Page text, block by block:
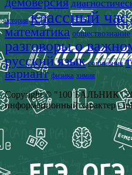
история классный час
математика обществознание
разговоры о
русский язык сочинение
вариант физика химия
Copyright © "100 БАЛЬНИК"
информационный характер -